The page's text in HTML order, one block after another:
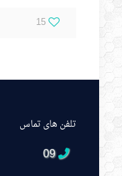
15
تلفن های تماس
09